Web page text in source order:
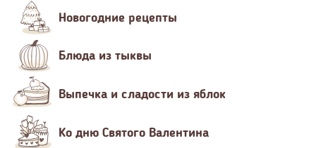
Новогодние рецепты
Блюда из тыквы
Выпечка и сладости из яблок
Ко дню Святого Валентина